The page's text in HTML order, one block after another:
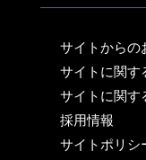
サイトからの
サイトに関す
サイトに関す
採用情報
サイトポリシ